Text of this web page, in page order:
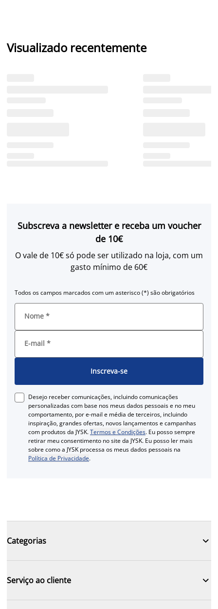
Visualizado recentemente
Subscreva a newsletter e receba um voucher
de 10€
O vale de 10€ só pode ser utilizado na loja, com um
gasto mínimo de 60€
Todos os campos marcados com um asterisco (*) são obrigatórios
Nome *
E-mail *
Inscreva-se
Desejo receber comunicações, incluindo comunicações
personalizadas com base nos meus dados pessoais e no meu
comportamento, por e-mail e média de terceiros, incluindo
inspiração, grandes ofertas, novos lançamentos e campanhas
com produtos da JYSK.Termos e Condições. Eu posso sempre
retirar meu consentimento no site da JYSK. Eu posso ler mais
sobre como a JYSK processa os meus dados pessoais na
Política de Privacidade.
Categorias 
Serviço ao cliente 